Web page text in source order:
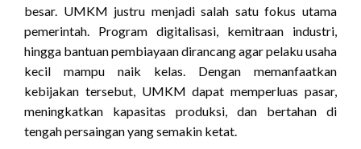
besar. UMKM justru menjadi salah satu fokus utama
pemerintah. Program digitalisasi, kemitraan industri,
hingga bantuan pembiayaan dirancang agar pelaku usaha
kecil mampu naik kelas. Dengan memanfaatkan
kebijakan tersebut, UMKM dapat memperluas pasar,
meningkatkan kapasitas produksi, dan bertahan di
tengah persaingan yang semakin ketat.